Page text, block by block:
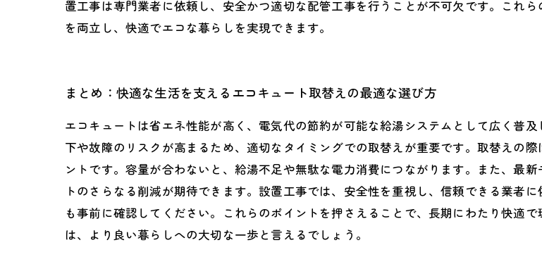
置工事は専門業者に依頼し、安全かつ適切な配管工事を行うことが不可欠です。これ
を両立し、快適でエコな暮らしを実現できます。
まとめ：快適な生活を支えるエコキュート取替えの最適な選び方
エコキュートは省エネ性能が高く、電気代の節約が可能な給湯システムとして広く普
下や故障のリスクが高まるため、適切なタイミングでの取替えが重要です。取替えの
ントです。容量が合わないと、給湯不足や無駄な電力消費につながります。また、最
トのさらなる削減が期待できます。設置工事では、安全性を重視し、信頼できる業者
も事前に確認してください。これらのポイントを押さえることで、長期にわたり快適
は、より良い暮らしへの大切な一歩と言えるでしょう。